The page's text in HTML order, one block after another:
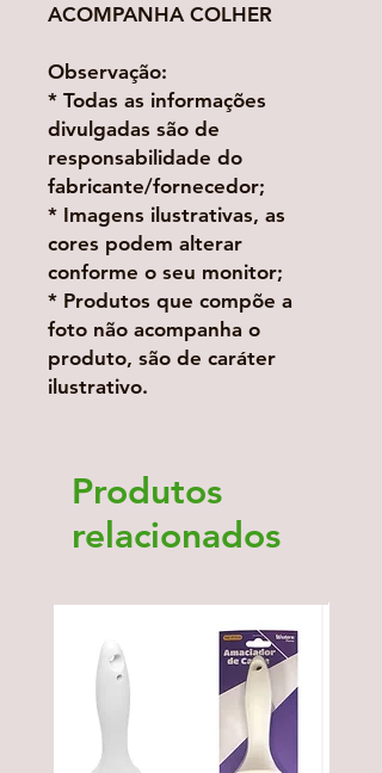
ACOMPANHA COLHER
Observação:
* Todas as informações
divulgadas são de
responsabilidade do
fabricante/fornecedor;
* Imagens ilustrativas, as
cores podem alterar
conforme o seu monitor;
* Produtos que compõe a
foto não acompanha o
produto, são de caráter
ilustrativo.
Produtos
relacionados